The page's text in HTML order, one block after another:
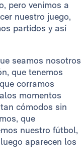
pero venimos a
nuestro juego,
partidos y así
seamos nosotros
que tenemos
corramos
momentos
cómodos sin
que
nuestro fútbol,
aparecen los